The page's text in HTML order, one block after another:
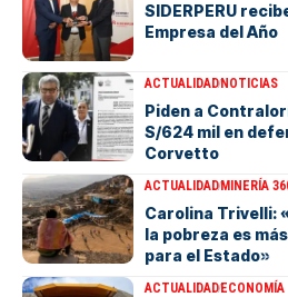
SIDERPERU
Empresa del Año
ACTUALIDADNOTICIAS
Piden a
S/624 mil en
Corvetto
ACTUALIDADMINERÍA
Carolina Trivelli:
la pobreza es
para el Estado»
ACTUALIDADECONOMÍA